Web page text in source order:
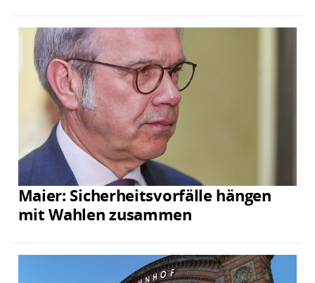
Maier: Sicherheitsvorfälle hängen
mit Wahlen zusammen